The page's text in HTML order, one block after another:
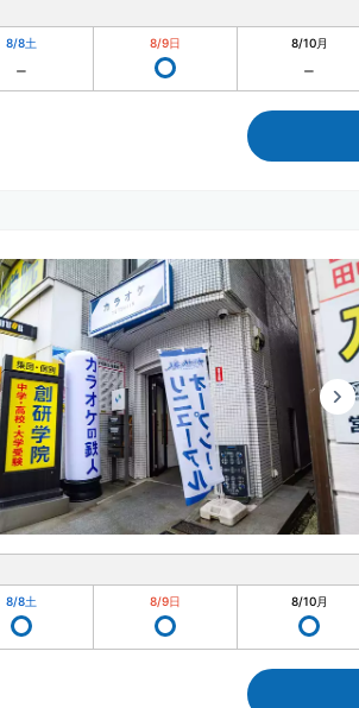
8/8土 8/9日 8/10月
8/8土 8/9日 8/10月